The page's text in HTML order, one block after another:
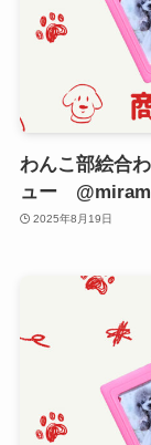
わんこ部絵合
ュー
2025年8月19日